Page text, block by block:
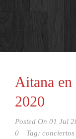
Aitana
2020
Posted On 01 Jul
0
Tag: